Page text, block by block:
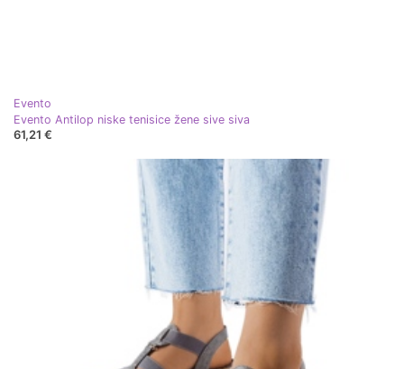
Evento
Evento Antilop niske tenisice žene sive siva
61,21 €